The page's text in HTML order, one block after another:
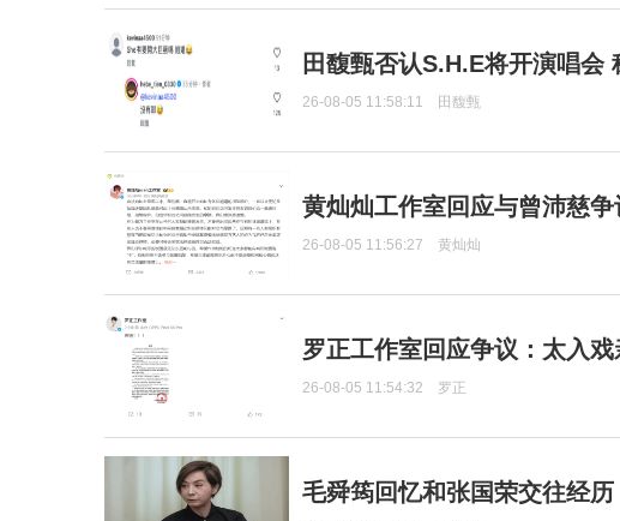
田馥甄否认S.H.E将开演唱会
26-08-05 11:58:11 田馥甄
黄灿灿工作室回应与曾沛慈
26-08-05 11:56:27 黄灿灿
罗正工作室回应争议：太入
26-08-05 11:54:32 罗正
毛舜筠回忆和张国荣交往经